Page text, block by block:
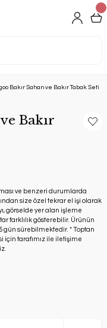
Bakır Sahan ve Bakır Tabak Seti
Bakır
ve benzeri durumlarda
size özel tekrar el işi olarak
görselde yer alan işleme
farklılık gösterebilir. Ürünün
gün sürebilmektedir. * Toptan
için tarafımız ile iletişime